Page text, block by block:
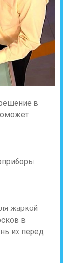
в
жаркой
в
их перед